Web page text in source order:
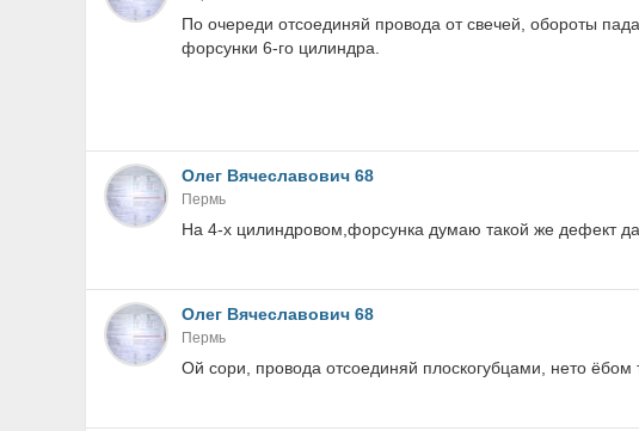
По очереди отсоединяй провода от свечей, обороты
форсунки 6-го цилиндра.
Олег Вячеславович 68
Пермь
На 4-х цилиндровом,форсунка думаю такой же дефект
Олег Вячеславович 68
Пермь
Ой сори, провода отсоединяй плоскогубцами, нето ёбом